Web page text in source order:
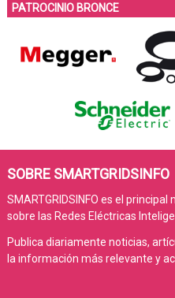
PATROCINIO BRONCE
SOBRE SMARTGRIDSINFO
SMARTGRIDSINFO es el
sobre las Redes Eléctricas
Publica diariamente noticias,
la información más relevante y